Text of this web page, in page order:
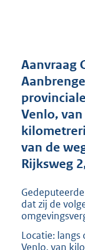
Aanvraag
Venlo,
van de
Rijksweg
dat zij de
Locatie:
Venlo, van